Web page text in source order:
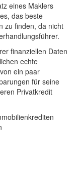
eines Maklers
das beste
zu finden, da nicht
finanziellen Daten
echte
ein paar
für seine
Privatkredit